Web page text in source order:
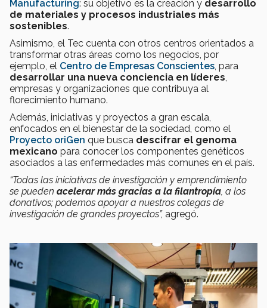
Manufacturing: su objetivo es la creación y desarrollo
de materiales y procesos industriales más
sostenibles.
Asimismo, el Tec cuenta con otros centros orientados a
transformar otras áreas como los negocios, por
ejemplo, el Centro de Empresas Conscientes, para
desarrollar una nueva conciencia en líderes,
empresas y organizaciones que contribuya al
florecimiento humano.
Además, iniciativas y proyectos a gran escala,
enfocados en el bienestar de la sociedad, como el
Proyecto oriGen que busca descifrar el genoma
mexicano para conocer los componentes genéticos
asociados a las enfermedades más comunes en el país.
“Todas las iniciativas de investigación y emprendimiento
se pueden acelerar más gracias a la filantropía, a los
donativos; podemos apoyar a nuestros colegas de
investigación de grandes proyectos”, agregó.